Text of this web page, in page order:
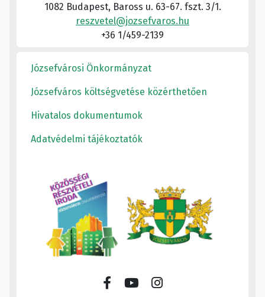
1082 Budapest, Baross u. 63-67. fszt. 3/1.
reszvetel@jozsefvaros.hu
+36 1/459-2139
Józsefvárosi Önkormányzat
Józsefváros költségvetése közérthetően
Hivatalos dokumentumok
Adatvédelmi tájékoztatók